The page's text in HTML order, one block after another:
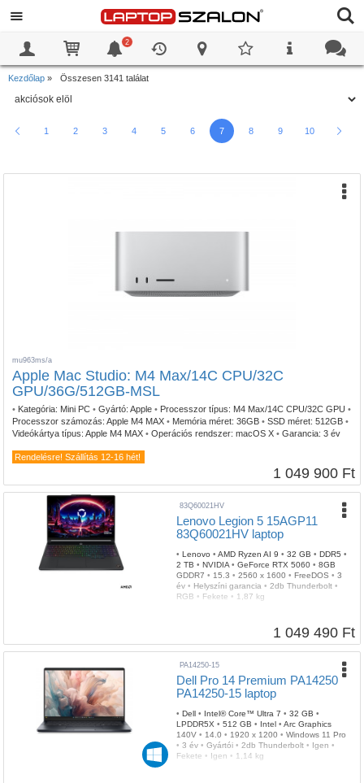
2
Kezdőlap » Összesen 3141 találat
1 2 3 4 5 6 7 8 9 10
Rendelésre! Szállítás 12-16 hét!
mu963ms/a
Apple Mac Studio: M4 Max/14C CPU/32C
GPU/36G/512GB-MSL
• Kategória: Mini PC • Gyártó: Apple • Processzor típus: M4 Max/14C CPU/32C GPU •
Processzor számozás: Apple M4 MAX • Memória méret: 36GB • SSD méret: 512GB •
Videókártya típus: Apple M4 MAX • Operációs rendszer: macOS X • Garancia: 3 év
1 049 900 Ft
83Q60021HV
Lenovo Legion 5 15AGP11
83Q60021HV laptop
• Lenovo • AMD Ryzen AI 9 • 32 GB • DDR5 •
2 TB • NVIDIA • GeForce RTX 5060 • 8GB
GDDR7 • 15.3 • 2560 x 1600 • FreeDOS • 3
év • Helyszíni garancia • 2db Thunderbolt •
RGB • Fekete • 1,87 kg
1 049 490 Ft
PA14250-15
Dell Pro 14 Premium PA14250
PA14250-15 laptop
• Dell • Intel® Core™ Ultra 7 • 32 GB •
LPDDR5X • 512 GB • Intel • Arc Graphics
140V • 14.0 • 1920 x 1200 • Windows 11 Pro
• 3 év • Gyártói • 2db Thunderbolt • Igen •
Fekete • Igen • 1,14 kg